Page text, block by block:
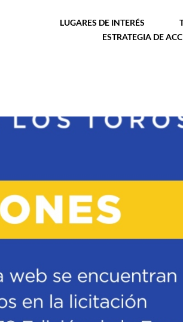
LUGARES DE INTERÉS
ESTRATEGIA DE